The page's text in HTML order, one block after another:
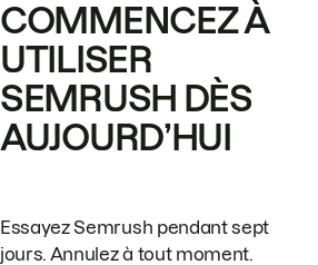
COMMENCEZ À
UTILISER
SEMRUSH DÈS
AUJOURD’HUI
Essayez Semrush pendant sept
jours. Annulez à tout moment.